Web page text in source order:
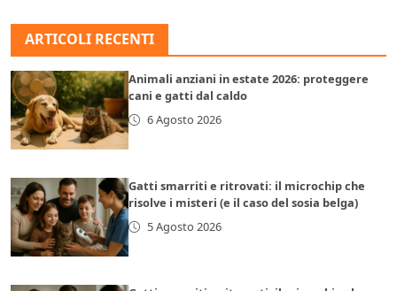
ARTICOLI RECENTI
Animali anziani in estate 2026: proteggere
cani e gatti dal caldo
6 Agosto 2026
Gatti smarriti e ritrovati: il microchip che
risolve i misteri (e il caso del sosia belga)
5 Agosto 2026